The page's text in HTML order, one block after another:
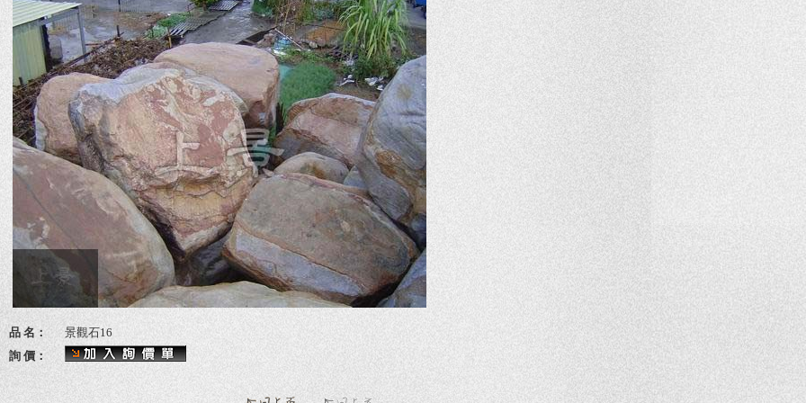
品 名：
景觀石16
詢 價：